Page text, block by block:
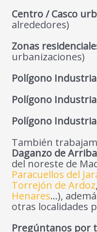
Centro / Casco
alrededores)
Zonas
urbanizaciones)
Polígono
Polígono
Polígono
También
Daganzo de Arriba
del noreste de
Paracuellos del
Torrejón de Ardoz,
Henares…),
otras localidades
Pregúntanos por